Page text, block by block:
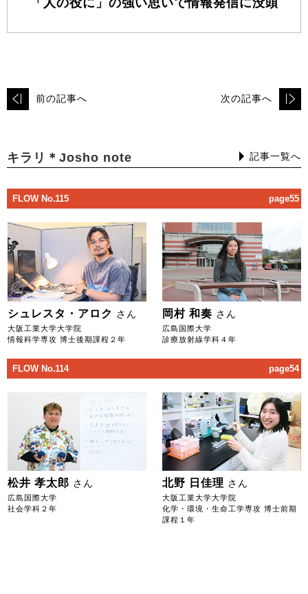
前の記事へ 次の記事へ
キラリ＊Josho note 記事一覧へ
FLOW No.115 page55
シュレスタ・アロク さん
大阪工業大学大学院
情報科学専攻 博士後期課程２年
岡村 和奏 さん
広島国際大学
診療放射線学科４年
FLOW No.114 page54
松井 孝太郎 さん
広島国際大学
社会学科２年
北野 日佳理 さん
大阪工業大学大学院
化学・環境・生命工学専攻 博士前期
課程１年